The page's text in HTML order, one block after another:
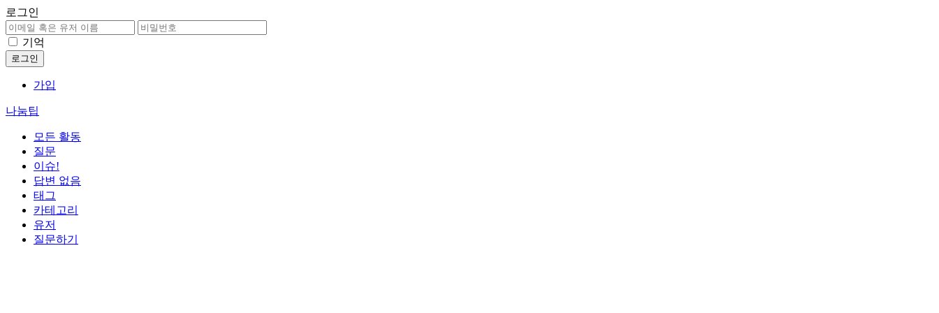
로그인
기억
가입
나눔팁
모든 활동
질문
이슈!
답변 없음
태그
카테고리
유저
질문하기